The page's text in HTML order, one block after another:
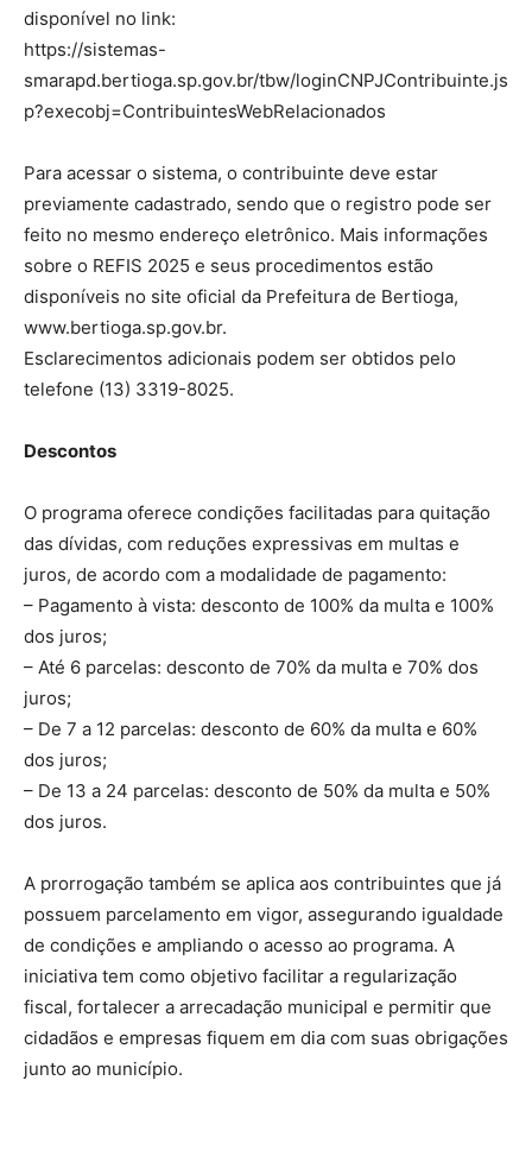
disponível no link:
https://sistemas-
smarapd.bertioga.sp.gov.br/tbw/loginCNPJContribuinte.js
p?execobj=ContribuintesWebRelacionados
Para acessar o sistema, o contribuinte deve estar
previamente cadastrado, sendo que o registro pode ser
feito no mesmo endereço eletrônico. Mais informações
sobre o REFIS 2025 e seus procedimentos estão
disponíveis no site oficial da Prefeitura de Bertioga,
www.bertioga.sp.gov.br.
Esclarecimentos adicionais podem ser obtidos pelo
telefone (13) 3319-8025.
Descontos
O programa oferece condições facilitadas para quitação
das dívidas, com reduções expressivas em multas e
juros, de acordo com a modalidade de pagamento:
– Pagamento à vista: desconto de 100% da multa e 100%
dos juros;
– Até 6 parcelas: desconto de 70% da multa e 70% dos
juros;
– De 7 a 12 parcelas: desconto de 60% da multa e 60%
dos juros;
– De 13 a 24 parcelas: desconto de 50% da multa e 50%
dos juros.
A prorrogação também se aplica aos contribuintes que já
possuem parcelamento em vigor, assegurando igualdade
de condições e ampliando o acesso ao programa. A
iniciativa tem como objetivo facilitar a regularização
fiscal, fortalecer a arrecadação municipal e permitir que
cidadãos e empresas fiquem em dia com suas obrigações
junto ao município.